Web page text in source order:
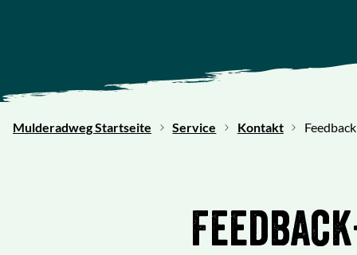
Mulderadweg Startseite Service Kontakt